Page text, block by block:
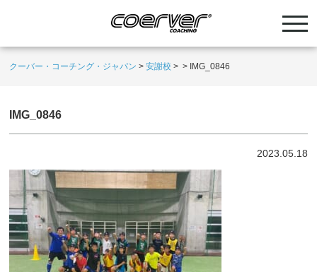
クーバー・コーチング・ジャパン >安謝校 > > IMG_0846
IMG_0846
2023.05.18